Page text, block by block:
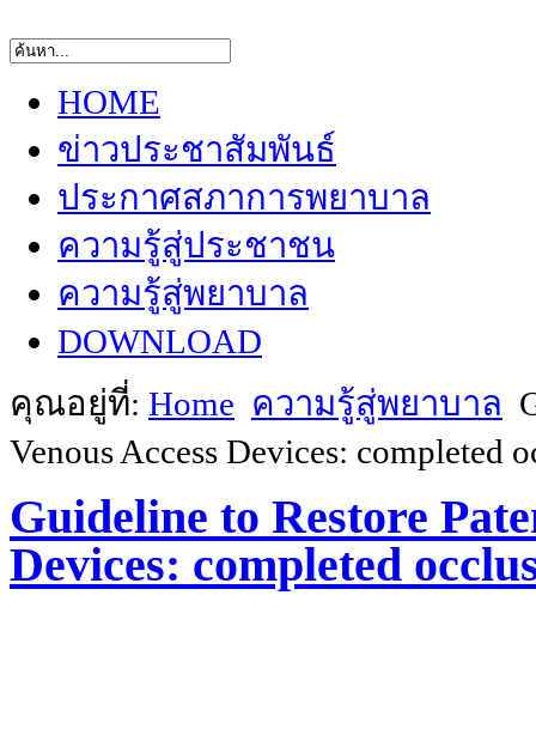
HOME
ข่าวประชาสัมพันธ์
ประกาศสภาการพยาบาล
ความรู้สู่ประชาชน
ความรู้สู่พยาบาล
DOWNLOAD
คุณอยู่ที่: Home ความรู้สู่พยาบาล
Venous Access Devices: completed
Guideline to Restore
Devices: completed